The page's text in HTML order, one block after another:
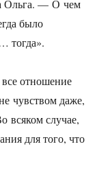
Ольга. — О чем
было
тогда».
отношение
чувством даже,
всяком случае,
для того, что